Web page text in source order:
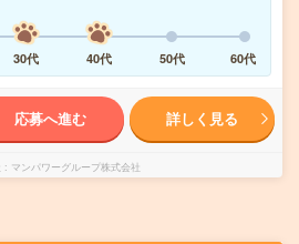
30代 40代 50代 60代
応募へ進む 詳しく見る
マンパワーグループ株式会社